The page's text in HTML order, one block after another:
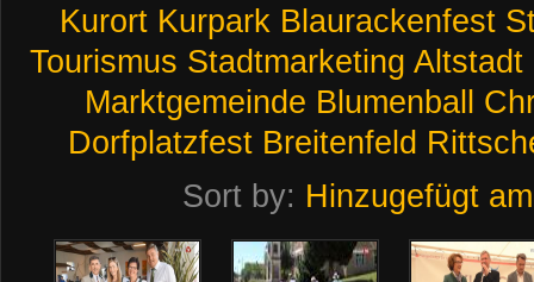
Kurort Kurpark Blaurackenfest
Tourismus Stadtmarketing Altstadt
Marktgemeinde Blumenball
Dorfplatzfest Breitenfeld
Sort by: Hinzugefügt am